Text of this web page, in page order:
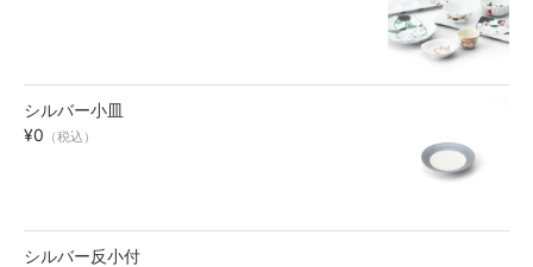
シルバー小皿
¥0 （税込）
シルバー反小付